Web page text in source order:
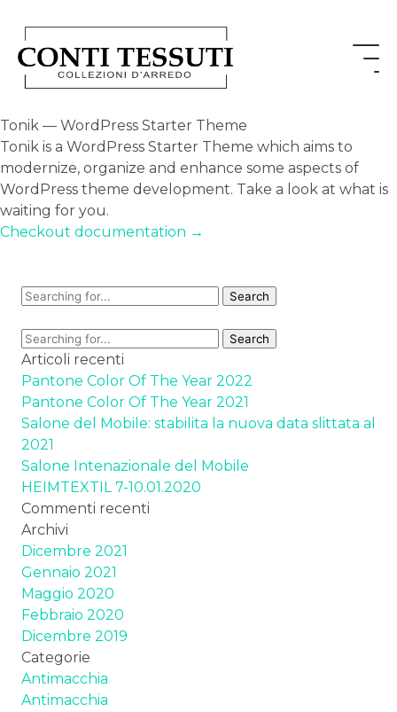
Tonik — WordPress Starter Theme
Tonik is a WordPress Starter Theme which aims to
modernize, organize and enhance some aspects of
WordPress theme development. Take a look at what is
waiting for you.
Checkout documentation →
Articoli recenti
Pantone Color Of The Year 2022
Pantone Color Of The Year 2021
Salone del Mobile: stabilita la nuova data slittata al
2021
Salone Intenazionale del Mobile
HEIMTEXTIL 7-10.01.2020
Commenti recenti
Archivi
Dicembre 2021
Gennaio 2021
Maggio 2020
Febbraio 2020
Dicembre 2019
Categorie
Antimacchia
Antimacchia